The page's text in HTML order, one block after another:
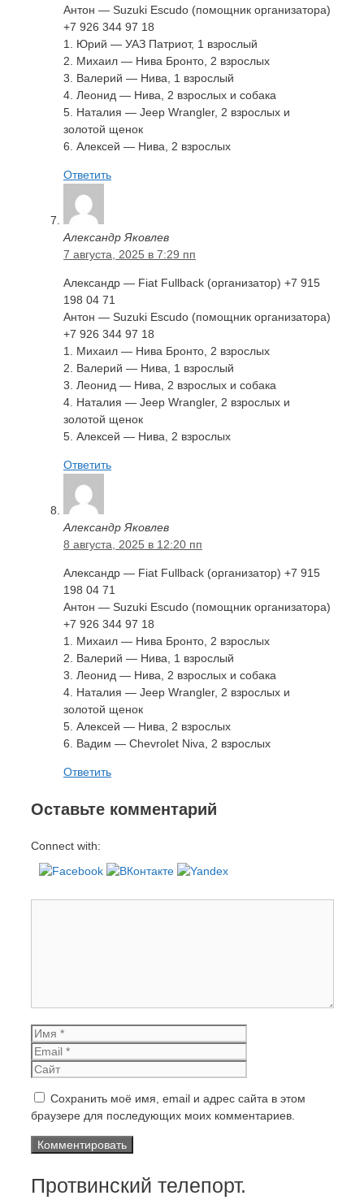
Антон — Suzuki Escudo (помощник организатора)
+7 926 344 97 18
1. Юрий — УАЗ Патриот, 1 взрослый
2. Михаил — Нива Бронто, 2 взрослых
3. Валерий — Нива, 1 взрослый
4. Леонид — Нива, 2 взрослых и собака
5. Наталия — Jeep Wrangler, 2 взрослых и
золотой щенок
6. Алексей — Нива, 2 взрослых
Ответить
Александр Яковлев
7 августа, 2025 в 7:29 пп
Александр — Fiat Fullback (организатор) +7 915
198 04 71
Антон — Suzuki Escudo (помощник организатора)
+7 926 344 97 18
1. Михаил — Нива Бронто, 2 взрослых
2. Валерий — Нива, 1 взрослый
3. Леонид — Нива, 2 взрослых и собака
4. Наталия — Jeep Wrangler, 2 взрослых и
золотой щенок
5. Алексей — Нива, 2 взрослых
Ответить
Александр Яковлев
8 августа, 2025 в 12:20 пп
Александр — Fiat Fullback (организатор) +7 915
198 04 71
Антон — Suzuki Escudo (помощник организатора)
+7 926 344 97 18
1. Михаил — Нива Бронто, 2 взрослых
2. Валерий — Нива, 1 взрослый
3. Леонид — Нива, 2 взрослых и собака
4. Наталия — Jeep Wrangler, 2 взрослых и
золотой щенок
5. Алексей — Нива, 2 взрослых
6. Вадим — Chevrolet Niva, 2 взрослых
Ответить
Оставьте комментарий
Connect with:
Имя
Сохранить моё имя, email и адрес сайта в этом
браузере для последующих моих комментариев.
Протвинский телепорт.